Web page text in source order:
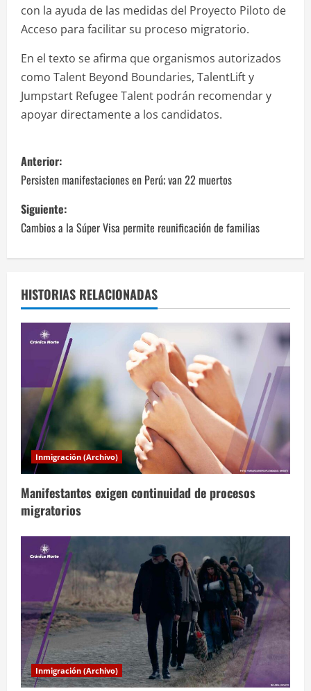
con la ayuda de las medidas del Proyecto Piloto de
Acceso para facilitar su proceso migratorio.
En el texto se afirma que organismos autorizados
como Talent Beyond Boundaries, TalentLift y
Jumpstart Refugee Talent podrán recomendar y
apoyar directamente a los candidatos.
N
a
v
e
a
c
ó
n
d
e
e
n
a
d
a
Anterior:
Persisten manifestaciones en Perú; van 22 muertos
Siguiente:
Cambios a la Súper Visa permite reunificación de familias
HISTORIAS RELACIONADAS
Inmigración (Archivo)
Manifestantes exigen continuidad de procesos
migratorios
Inmigración (Archivo)